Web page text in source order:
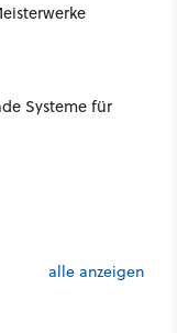
Systeme für
alle anzeigen